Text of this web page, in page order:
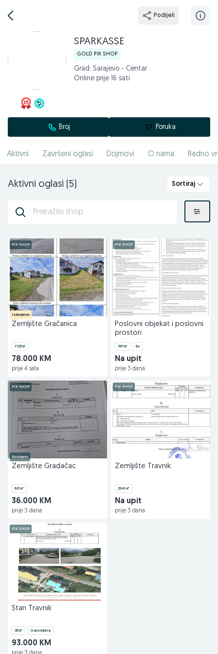
Podijeli
SPARKASSE
GOLD PIK SHOP
Grad: Sarajevo - Centar
Online prije 16 sati
Broj Poruka
Aktivni Završeni oglasi Dojmovi O nama Radno
Aktivni oglasi (5) Sortiraj
PIK SHOP
Izdvojeno
Zemljište Gračanica
1725㎡
78.000 KM
prije 4 sata
PIK SHOP
Poslovni objekat i poslovni
prostori
767㎡ 8+
Na upit
prije 3 dana
PIK SHOP
Dostupno
Zemljište Gradačac
621 ㎡
36.000 KM
prije 3 dana
PIK SHOP
Zemljište Travnik
2941 ㎡
Na upit
prije 3 dana
PIK SHOP
Stan Travnik
35㎡ Garsonjera
93.000 KM